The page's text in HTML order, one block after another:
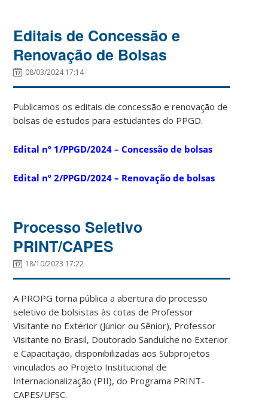
Editais de Concessão e
Renovação de Bolsas
08/03/2024 17:14
Publicamos os editais de concessão e renovação de
bolsas de estudos para estudantes do PPGD.
Edital nº 1/PPGD/2024 – Concessão de bolsas
Edital nº 2/PPGD/2024 – Renovação de bolsas
Processo Seletivo
PRINT/CAPES
18/10/2023 17:22
A PROPG torna pública a abertura do processo
seletivo de bolsistas às cotas de Professor
Visitante no Exterior (Júnior ou Sênior), Professor
Visitante no Brasil, Doutorado Sanduíche no Exterior
e Capacitação, disponibilizadas aos Subprojetos
vinculados ao Projeto Institucional de
Internacionalização (PII), do Programa PRINT-
CAPES/UFSC.